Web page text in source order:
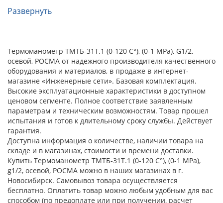
Развернуть
Термоманометр ТМТБ-31Т.1 (0-120 С°), (0-1 МРа), G1/2,
осевой, РОСМА от надежного производителя качественного
оборудования и материалов, в продаже в интернет-
магазине «Инженерные сети». Базовая комплектация.
Высокие эксплуатационные характеристики в доступном
ценовом сегменте. Полное соответствие заявленным
параметрам и техническим возможностям. Товар прошел
испытания и готов к длительному сроку службы. Действует
гарантия.
Доступна информация о количестве, наличии товара на
складе и в магазинах, стоимости и времени доставки.
Купить Термоманометр ТМТБ-31Т.1 (0-120 С°), (0-1 МРа),
g1/2, осевой, РОСМА можно в наших магазинах в г.
Новосибирск. Самовывоз товара осуществляется
бесплатно. Оплатить товар можно любым удобным для вас
способом (по предоплате или при получении, расчет